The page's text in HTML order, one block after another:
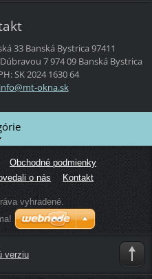
33 Banská Bystrica 97411
7974 09 Banská Bystrica
SK 2024 1630 64
info@mt-okna.sk
Obchodné podmienky
o nás Kontakt
vyhradené.
verziu